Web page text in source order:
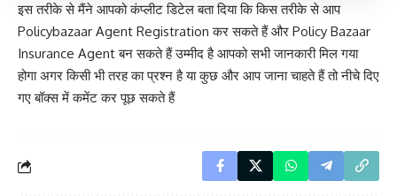
इस तरीके से मैंने आपको कंप्लीट डिटेल बता दिया कि किस तरीके से आप
Policybazaar Agent Registration कर सकते हैं और Policy Bazaar
Insurance Agentबन सकते हैं उम्मीद है आपको सभी जानकारी मिल गया
होगा अगर किसी भी तरह का प्रश्न है या कुछ और आप जाना चाहते हैं तो नीचे दिए
गए बॉक्स में कमेंट कर पूछ सकते हैं